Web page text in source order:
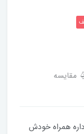
مقایسه
همراه خودش